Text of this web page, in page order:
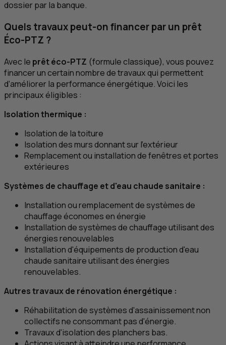
dossier par la banque.
Quels travaux peut-on financer par un prêt
Éco‑PTZ ?
Avec le prêt éco‑PTZ (formule classique), vous pouvez
financer un certain nombre de travaux qui permettent
d’améliorer la performance énergétique. Voici les
principaux éligibles :
Isolation thermique :
Isolation de la toiture
Isolation des murs donnant sur l'extérieur
Remplacement ou installation de fenêtres et portes
extérieures
Systèmes de chauffage et d'eau chaude sanitaire :
Installation ou remplacement de systèmes de
chauffage économes en énergie
Installation de systèmes de chauffage utilisant des
énergies renouvelables
Installation d'équipements de production d'eau
chaude sanitaire utilisant des énergies
renouvelables.
Autres travaux de rénovation énergétique :
Réhabilitation de systèmes d'assainissement non
collectifs ne consommant pas d'énergie.
Travaux d'isolation des planchers bas.